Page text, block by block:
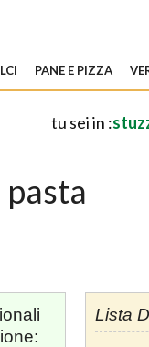
PANE E PIZZA
tu sei in :
Lista